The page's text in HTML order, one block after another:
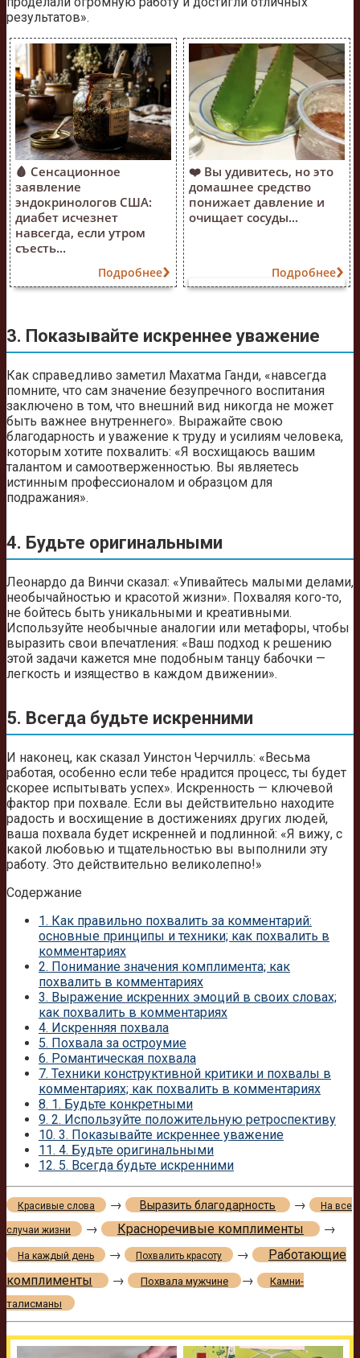
результатов».
🩸 Сенсационное
заявление
эндокринологов США:
диабет исчезнет
навсегда, если утром
съесть...
Подробнее
❤️ Вы удивитесь, но это
домашнее средство
понижает давление и
очищает сосуды...
Подробнее
3. Показывайте искреннее уважение
Как справедливо заметил Махатма Ганди, «навсегда
помните, что сам значение безупречного воспитания
заключено в том, что внешний вид никогда не может
быть важнее внутреннего». Выражайте свою
благодарность и уважение к труду и усилиям человека,
которым хотите похвалить: «Я восхищаюсь вашим
талантом и самоотверженностью. Вы являетесь
истинным профессионалом и образцом для
подражания».
4. Будьте оригинальными
Леонардо да Винчи сказал: «Упивайтесь малыми делами,
необычайностью и красотой жизни». Похваляя кого-то,
не бойтесь быть уникальными и креативными.
Используйте необычные аналогии или метафоры, чтобы
выразить свои впечатления: «Ваш подход к решению
этой задачи кажется мне подобным танцу бабочки —
легкость и изящество в каждом движении».
5. Всегда будьте искренними
И наконец, как сказал Уинстон Черчилль: «Весьма
работая, особенно если тебе нрадится процесс, ты будет
скорее испытывать успех». Искренность — ключевой
фактор при похвале. Если вы действительно находите
радость и восхищение в достижениях других людей,
ваша похвала будет искренней и подлинной: «Я вижу, с
какой любовью и тщательностью вы выполнили эту
работу. Это действительно великолепно!»
Содержание
1. Как правильно похвалить за комментарий:
основные принципы и техники; как похвалить в
комментариях
2. Понимание значения комплимента; как
похвалить в комментариях
3. Выражение искренних эмоций в своих словах;
как похвалить в комментариях
4. Искренняя похвала
5. Похвала за остроумие
6. Романтическая похвала
7. Техники конструктивной критики и похвалы в
комментариях; как похвалить в комментариях
8. 1. Будьте конкретными
9. 2. Используйте положительную ретроспективу
10. 3. Показывайте искреннее уважение
11. 4. Будьте оригинальными
12. 5. Всегда будьте искренними
Красивые слова → Выразить благодарность → На все
случаи жизни → Красноречивые комплименты →
На каждый день → Похвалить красоту →
Работающие
комплименты
→ Похвала мужчине →
Камни-
талисманы